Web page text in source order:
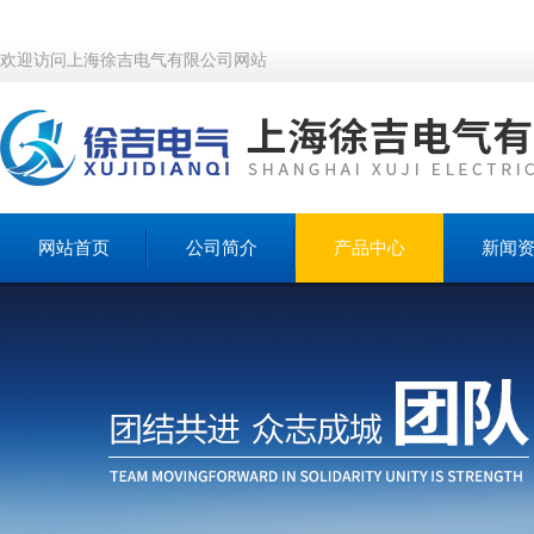
欢迎访问上海徐吉电气有限公司网站
网站首页 公司简介 产品中心 新闻